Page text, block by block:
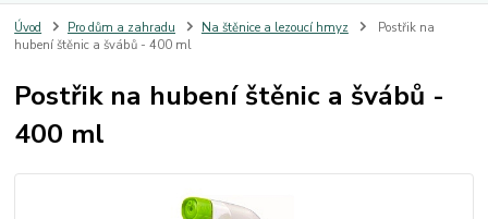
Úvod Pro dům a zahradu Na štěnice a lezoucí hmyz
Postřik na
hubení štěnic a švábů - 400 ml
Postřik na hubení štěnic a švábů -
400 ml